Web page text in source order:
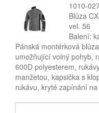
1010-
Blůza
vel. 56
Balení:
Pánská montérková
umožňující volný pohyb,
600D polyesterem,
manžetou, kapsička s
rukávu, kryté zapínání